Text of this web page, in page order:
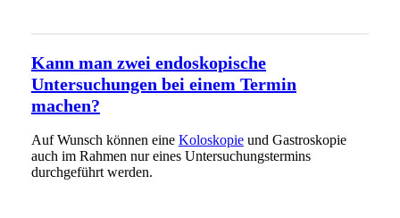
Kann man zwei endoskopische
Untersuchungen bei einem Termin
machen?
Auf Wunsch können eine Koloskopieund Gastroskopie
auch im Rahmen nur eines Untersuchungstermins
durchgeführt werden.